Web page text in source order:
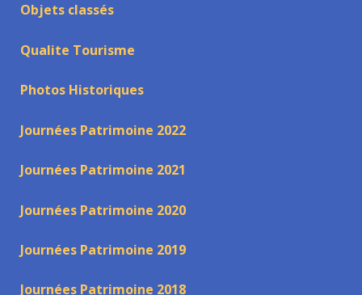
Objets classés
Qualite Tourisme
Photos Historiques
Journées Patrimoine 2022
Journées Patrimoine 2021
Journées Patrimoine 2020
Journées Patrimoine 2019
Journées Patrimoine 2018